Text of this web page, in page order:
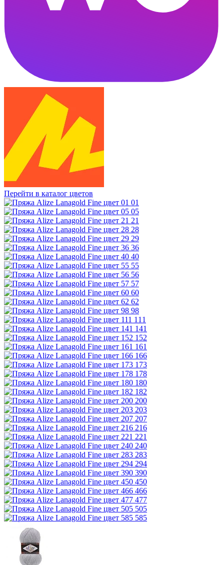
Перейти в каталог цветов
01
05
21
28
29
36
40
55
56
57
60
62
98
111
141
152
161
166
173
178
180
182
200
203
207
216
221
240
283
294
390
450
466
477
505
585